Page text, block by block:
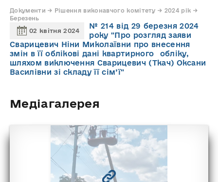
Документи → Рішення виконавчого комітету → 2024 рік →
Березень
02 квітня 2024
№ 214 від 29 березня 2024
року "Про розгляд заяви
Сварицевич Ніни Миколаївни про внесення
змін в її облікові дані квартирного обліку,
шляхом виключення Сварицевич (Ткач) Оксани
Василівни зі складу її сім’ї"
Медіагалерея